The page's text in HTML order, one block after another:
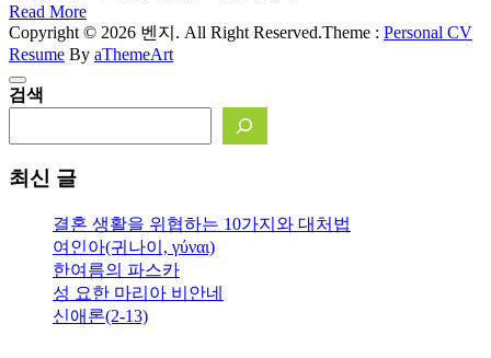
Read More
Copyright © 2026 벤지. All Right Reserved.Theme : Personal CV
Resume By aThemeArt
검색
최신 글
결혼 생활을 위협하는 10가지와 대처법
여인아(귀나이, γύναι)
한여름의 파스카
성 요한 마리아 비안네
신애론(2-13)